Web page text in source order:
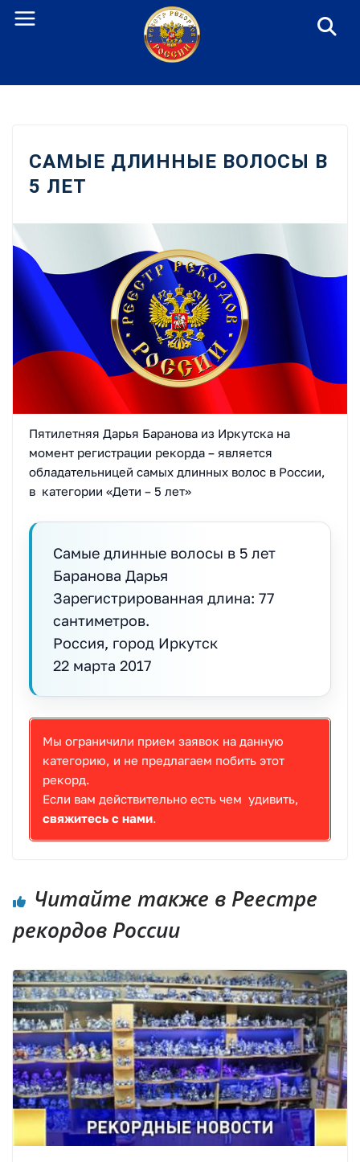
Перейти
САМЫЕ ДЛИННЫЕ ВОЛОСЫ В
5 ЛЕТ
Пятилетняя Дарья Баранова из Иркутска на
момент регистрации рекорда – является
обладательницей самых длинных волос в России,
в категории «Дети – 5 лет»
Самые длинные волосы в 5 лет
Баранова Дарья
Зарегистрированная длина: 77
сантиметров.
Россия, город Иркутск
22 марта 2017
Мы ограничили прием заявок на данную
категорию, и не предлагаем побить этот
рекорд.
Если вам действительно есть чем удивить,
свяжитесь с нами.
Читайте также в Реестре
рекордов России